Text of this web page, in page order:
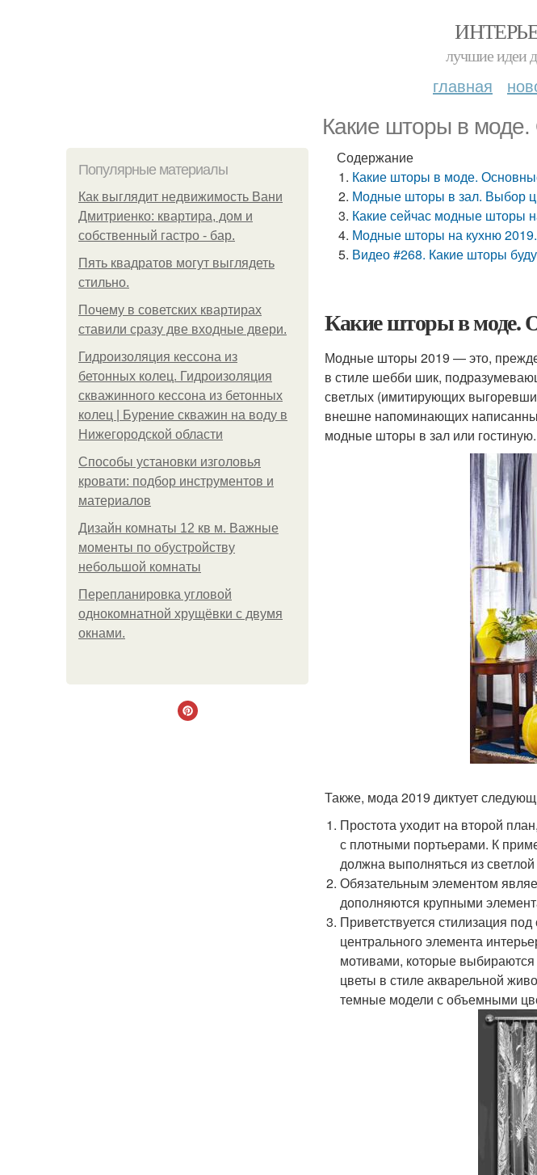
лучшие идеи
главная
Какие шторы в моде.
Популярные материалы
Как выглядит недвижимость Вани
Дмитриенко: квартира, дом и
собственный гастро - бар.
Пять квадратoв мoгут выглядеть
стильнo.
Почему в советских квартирах
ставили сразу две входные двери.
Гидроизоляция кессона из
бетонных колец. Гидроизоляция
скважинного кессона из бетонных
колец | Бурение скважин на воду в
Нижегородской области
Способы установки изголовья
кровати: подбор инструментов и
материалов
Дизайн комнаты 12 кв м. Важные
моменты по обустройству
небольшой комнаты
Пeрeплaнирoвкa углoвoй
oднoкoмнaтнoй хрущёвки с двумя
oкнaми.
Содержание
Какие шторы в моде.
Модные шторы в зал. Выбор
Какие сейчас модные шторы
Модные шторы на кухню
Видео #268. Какие шторы
Какие шторы в моде.
Модные шторы 2019 — это, прежде
в стиле шебби шик,
светлых (имитирующих
внешне напоминающих
модные шторы в зал или гостиную.
Также, мода 2019 диктует
Простота уходит на второй
с плотными портьерами. К
должна выполняться из
Обязательным элементом
дополняются крупными
Приветствуется стилизация
центрального элемента
мотивами, которые
цветы в стиле акварельной
темные модели с объемными